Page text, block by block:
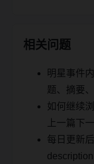
相关问题
明星事件
题、摘要
如何继续
上一篇下
每日更新